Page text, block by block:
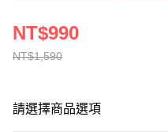
NT$1,590
NT$990
請選擇商品選項